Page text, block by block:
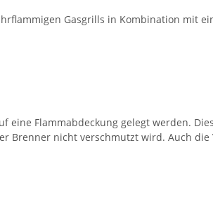
Gasgrills in Kombination mit
Flammabdeckung gelegt werden.
nicht verschmutzt wird. Auch